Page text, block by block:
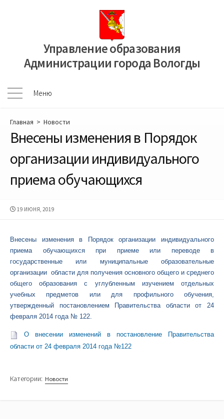
Управление образования
Администрации города Вологды
Меню
Меню
Главная > Новости
Внесены изменения в Порядок
организации индивидуального
приема обучающихся
ДАТА
19 ИЮНЯ, 2019
Внесены изменения в Порядок организации индивидуального
приема обучающихся при приеме или переводе в
государственные или муниципальные образовательные
организации области для получения основного общего и среднего
общего образования с углубленным изучением отдельных
учебных предметов или для профильного обучения,
утвержденный постановлением Правительства области от 24
февраля 2014 года № 122.
О внесении изменений в постановление Правительства
области от 24 февраля 2014 года №122
Категории: Новости